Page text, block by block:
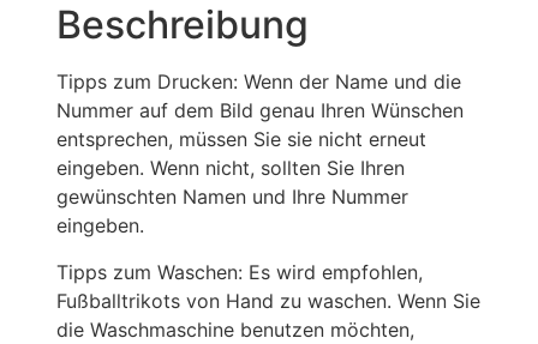
Beschreibung
Tipps zum Drucken: Wenn der Name und die
Nummer auf dem Bild genau Ihren Wünschen
entsprechen, müssen Sie sie nicht erneut
eingeben. Wenn nicht, sollten Sie Ihren
gewünschten Namen und Ihre Nummer
eingeben.
Tipps zum Waschen: Es wird empfohlen,
Fußballtrikots von Hand zu waschen. Wenn Sie
die Waschmaschine benutzen möchten,